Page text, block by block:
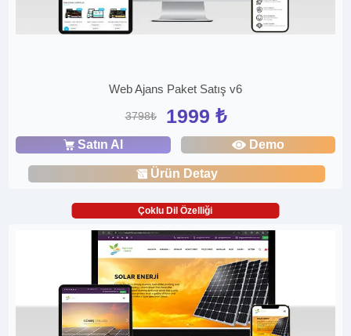
Web Ajans Paket Satış v6
3798₺ 1999 ₺
Satın Al Demo
Ürün Detay
Çoklu Dil Özelliği